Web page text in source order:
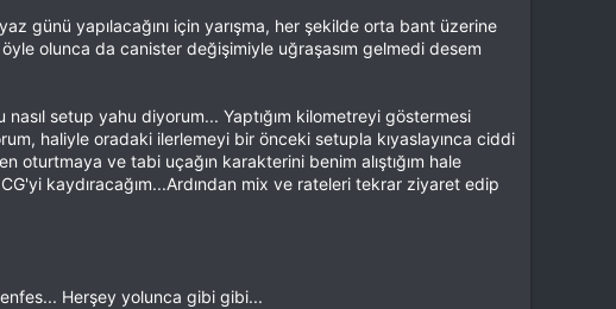
günü yapılacağını için yarışma, her şekilde orta bant üzerine
olunca da canister değişimiyle uğraşasım gelmedi desem
setup yahu diyorum... Yaptığım kilometreyi göstermesi
haliyle oradaki ilerlemeyi bir önceki setupla kıyaslayınca ciddi
ve tabi uçağın karakterini benim alıştığım hale
kaydıracağım...Ardından mix ve rateleri tekrar ziyaret edip
Herşey yolunca gibi gibi...